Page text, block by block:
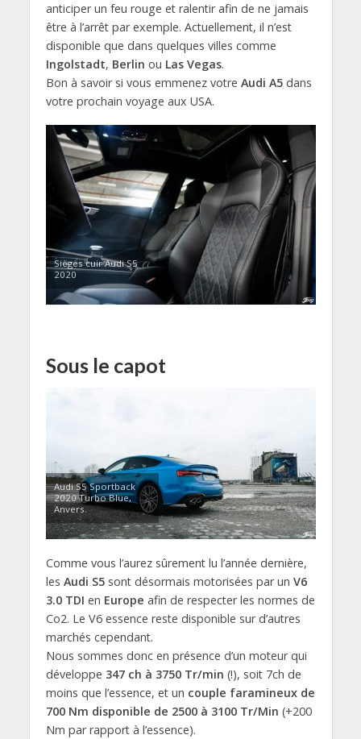
anticiper un feu rouge et ralentir afin de ne jamais
être à l’arrêt par exemple. Actuellement, il n’est
disponible que dans quelques villes comme
Ingolstadt, Berlin ou Las Vegas.
Bon à savoir si vous emmenez votre Audi A5dans
votre prochain voyage aux USA.
Sièges cuir Audi S5
2020
Sous le capot
Audi S5 Sportback
2020 Turbo Blue,
Anvers.
Comme vous l’aurez sûrement lu l’année dernière,
les Audi S5sont désormais motorisées par un V6
3.0 TDI en Europe afin de respecter les normes de
Co2. Le V6 essence reste disponible sur d’autres
marchés cependant.
Nous sommes donc en présence d’un moteur qui
développe 347 ch à 3750 Tr/min (!), soit 7ch de
moins que l’essence, et un couple faramineux de
700 Nm disponible de 2500 à 3100 Tr/Min (+200
Nm par rapport à l’essence).